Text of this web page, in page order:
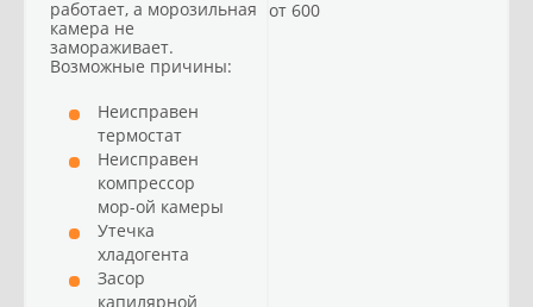
работает, а морозильная
камера не
замораживает.
Возможные причины:
Неисправен
термостат
Неисправен
компрессор
мор-ой камеры
Утечка
хладогента
Засор
капилярной
от 600